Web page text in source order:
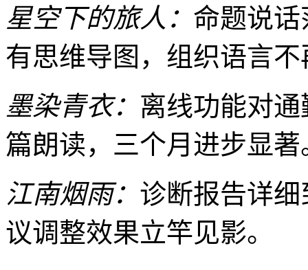
星空下的旅人： 命题说
有思维导图，组织语言
墨染青衣： 离线功能对
篇朗读，三个月进步显著
江南烟雨： 诊断报告详
议调整效果立竿见影。